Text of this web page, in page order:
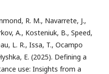
R. M., Navarrete, J.,
A., Kosteniuk, B., Speed,
L. R., Issa, T., Ocampo
E. (2025). Defining a
use: Insights from a